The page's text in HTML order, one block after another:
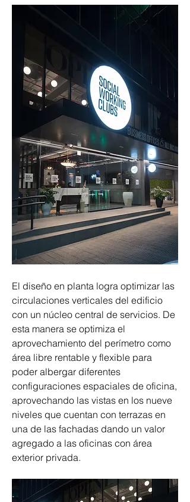
El diseño en planta logra optimizar las
circulaciones verticales del edificio
con un núcleo central de servicios. De
esta manera se optimiza el
aprovechamiento del perímetro como
área libre rentable y flexible para
poder albergar diferentes
configuraciones espaciales de oficina,
aprovechando las vistas en los nueve
niveles que cuentan con terrazas en
una de las fachadas dando un valor
agregado a las oficinas con área
exterior privada.